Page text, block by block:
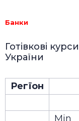
Банки
Готівкові
України
Регїон
Min